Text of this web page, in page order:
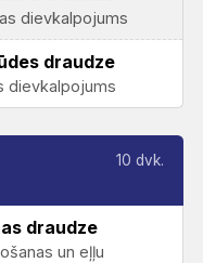
dievkalpojums
draudze
dievkalpojums
10 dvk.
draudze
un eļļu